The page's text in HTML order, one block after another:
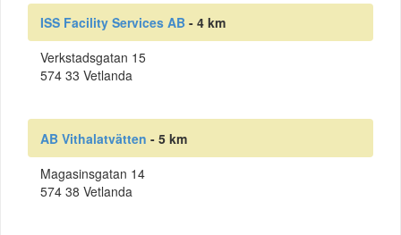
ISS Facility Services AB - 4 km
Verkstadsgatan 15
574 33 Vetlanda
AB Vithalatvätten - 5 km
Magasinsgatan 14
574 38 Vetlanda